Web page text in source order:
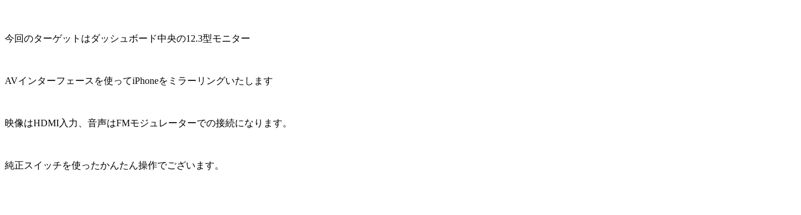
今回のターゲットはダッシュボード中央の12.3型モニター
AVインターフェースを使ってiPhoneをミラーリングいたします
映像はHDMI入力、音声はFMモジュレーターでの接続になります。
純正スイッチを使ったかんたん操作でございます。